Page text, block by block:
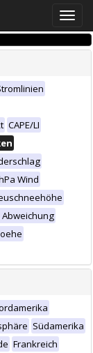
Toggle
CAPE/LI
Wind
Abweichung
Südamerika
Frankreich